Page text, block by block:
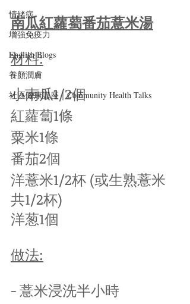
情緒病
增強免疫力
English Blogs
養顏潤膚
社區健康講座｜Community Health Talks
南瓜紅蘿薥番茄薏米湯
材料:
小南瓜1/2個
紅蘿蔔1條
粟米1條
番茄2個
洋薏米1/2杯 (或生熟薏米
共1/2杯)
洋葱1個
做法:
- 薏米浸洗半小時